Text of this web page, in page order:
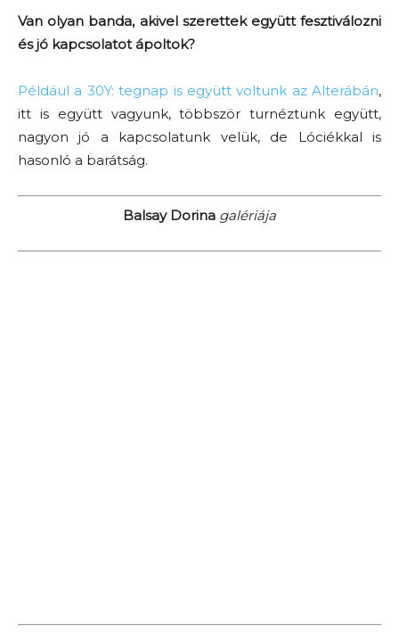
Van olyan banda, akivel szerettek együtt fesztiválozni
és jó kapcsolatot ápoltok?
Például a 30Y: tegnap is együtt voltunk az Alterábán,
itt is együtt vagyunk, többször turnéztunk együtt,
nagyon jó a kapcsolatunk velük, de Lóciékkal is
hasonló a barátság.
Balsay Dorina galériája